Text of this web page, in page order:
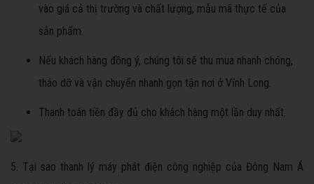
vào giá cả thị trường và chất lượng, mẫu mã thực tế của
sản phẩm.
Nếu khách hàng đồng ý, chúng tôi sẽ thu mua nhanh chóng,
tháo dỡ và vận chuyển nhanh gọn tận nơi ở Vĩnh Long.
Thanh toán tiền đầy đủ cho khách hàng một lần duy nhất.
5. Tại sao thanh lý máy phát điện công nghiệp của Đông Nam Á